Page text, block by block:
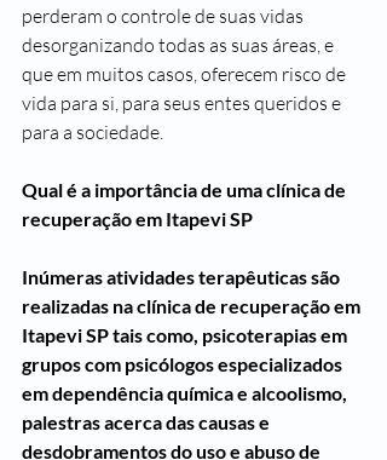
perderam o controle de suas vidas
desorganizando todas as suas áreas, e
que em muitos casos, oferecem risco de
vida para si, para seus entes queridos e
para a sociedade.
Qual é a importância de uma clínica de
recuperação em Itapevi SP
Inúmeras atividades terapêuticas são
realizadas na clínica de recuperação em
Itapevi SP tais como, psicoterapias em
grupos com psicólogos especializados
em dependência química e alcoolismo,
palestras acerca das causas e
desdobramentos do uso e abuso de